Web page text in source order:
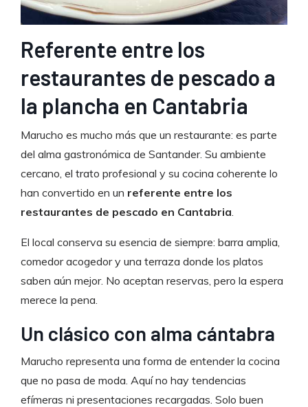
Referente entre los
restaurantes de pescado a
la plancha en Cantabria
Marucho es mucho más que un restaurante: es parte
del alma gastronómica de Santander. Su ambiente
cercano, el trato profesional y su cocina coherente lo
han convertido en un referente entre los
restaurantes de pescado en Cantabria
El local conserva su esencia de siempre: barra amplia,
comedor acogedor y una terraza donde los platos
saben aún mejor. No aceptan reservas, pero la espera
merece la pena.
Un clásico con alma cántabra
Marucho representa una forma de entender la cocina
que no pasa de moda. Aquí no hay tendencias
efímeras ni presentaciones recargadas. Solo buen